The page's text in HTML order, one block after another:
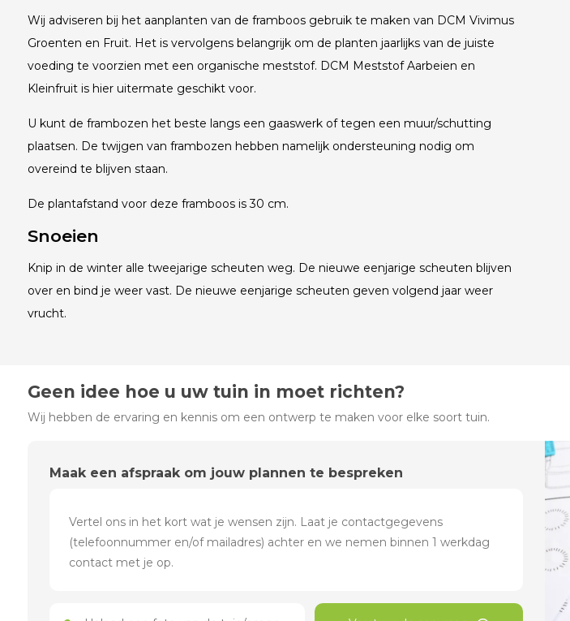
Wij adviseren bij het aanplanten van de framboos gebruik te maken van DCM Vivimus
Groenten en Fruit. Het is vervolgens belangrijk om de planten jaarlijks van de juiste
voeding te voorzien met een organische meststof. DCM Meststof Aarbeien en
Kleinfruit is hier uitermate geschikt voor.
U kunt de frambozen het beste langs een gaaswerk of tegen een muur/schutting
plaatsen. De twijgen van frambozen hebben namelijk ondersteuning nodig om
overeind te blijven staan.
De plantafstand voor deze framboos is 30 cm.
Snoeien
Knip in de winter alle tweejarige scheuten weg. De nieuwe eenjarige scheuten blijven
over en bind je weer vast. De nieuwe eenjarige scheuten geven volgend jaar weer
vrucht.
Geen idee hoe u uw tuin in moet richten?
Wij hebben de ervaring en kennis om een ontwerp te maken voor elke soort tuin.
Maak een afspraak om jouw plannen te bespreken